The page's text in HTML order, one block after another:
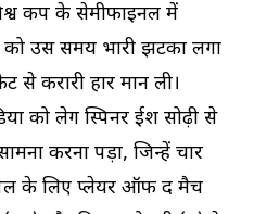
कप के सेमीफाइनल में
को उस समय भारी झटका लगा
करारी हार मान ली।
को लेग स्पिनर ईश सोढ़ी से
करना पड़ा, जिन्हें चार
के लिए प्लेयर ऑफ द मैच